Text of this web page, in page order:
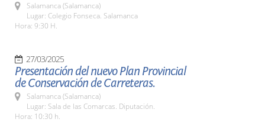
Salamanca (Salamanca)
Lugar: Colegio Fonseca. Salamanca
Hora: 9:30 H.
27/03/2025
Presentación del nuevo Plan Provincial
de Conservación de Carreteras.
Salamanca (Salamanca)
Lugar: Sala de las Comarcas. Diputación.
Hora: 10:30 h.